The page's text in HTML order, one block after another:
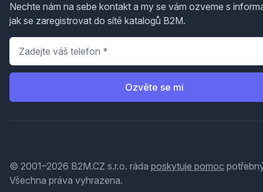
Nechte nám na sebe kontakt a my se vám ozveme s
jak se zaregistrovat do sítě katalogů B2M.
Telefon
Ozvěte se mi
© 2001–2026 B2M.CZ s.r.o. ráda poskytuje pomoc
Všechna práva vyhrazena.